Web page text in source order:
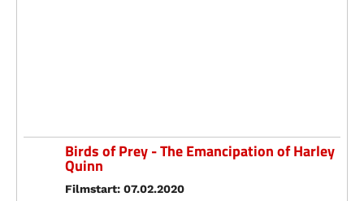
Birds of Prey - The Emancipation of Harley
Quinn
Filmstart: 07.02.2020